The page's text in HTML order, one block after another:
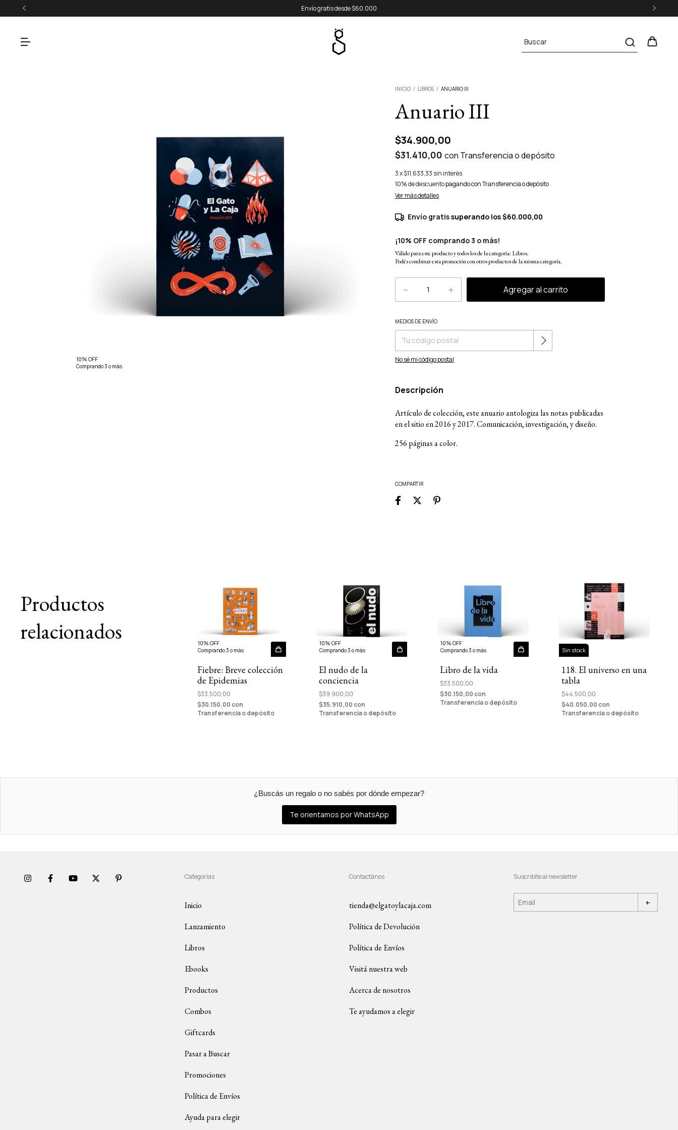
Envío gratis desde $60.000
10% OFF
Comprando 3 o más
INICIO / LIBROS / ANUARIO III
Anuario III
$34.900,00
$31.410,00con Transferencia o depósito
3x$11.633,33 sin interés
10% de descuentopagando con Transferencia o depósito
Ver más detalles
Envío gratissuperando los$60.000,00
¡10% OFF comprando 3 o más!
Válido para este producto y todos los de la categoría: Libros.
Podés combinar esta promoción con otros productos de la misma categoría.
Entregas para el CP:
MEDIOS DE ENVÍO
No sé mi código postal
Descripción
Artículo de colección, este anuario antologiza las notas publicadas
en el sitio en 2016 y 2017. Comunicación, investigación, y diseño.
256 páginas a color.
COMPARTIR
Productos
relacionados
10% OFF
Comprando 3 o más
Fiebre: Breve colección
de Epidemias
$33.500,00
$30.150,00 con
Transferencia o depósito
10% OFF
Comprando 3 o más
El nudo de la
conciencia
$39.900,00
$35.910,00 con
Transferencia o depósito
10% OFF
Comprando 3 o más
Libro de la vida
$33.500,00
$30.150,00 con
Transferencia o depósito
Sin stock
118. El universo en una
tabla
$44.500,00
$40.050,00 con
Transferencia o depósito
¿Buscás un regalo o no sabés por dónde empezar?
Te orientamos por WhatsApp
Categorías
Inicio
Lanzamiento
Libros
Ebooks
Productos
Combos
Giftcards
Pasar a Buscar
Promociones
Política de Envíos
Ayuda para elegir
Contactános
tienda@elgatoylacaja.com
Política de Devolución
Política de Envíos
Visitá nuestra web
Acerca de nosotros
Te ayudamos a elegir
Suscribite al newsletter
+